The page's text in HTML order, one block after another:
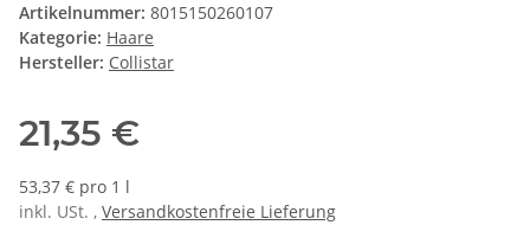
Artikelnummer: 8015150260107
Kategorie: Haare
Hersteller: Collistar
21,35 €
53,37 € pro 1 l
inkl. USt. , Versandkostenfreie Lieferung